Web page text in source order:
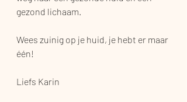
gezond lichaam.
Wees zuinig op je huid, je hebt er maar
één!
Liefs Karin